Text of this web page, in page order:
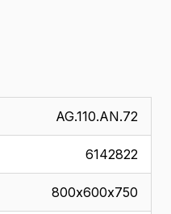
AG.110.AN.72
6142822
800х600х750